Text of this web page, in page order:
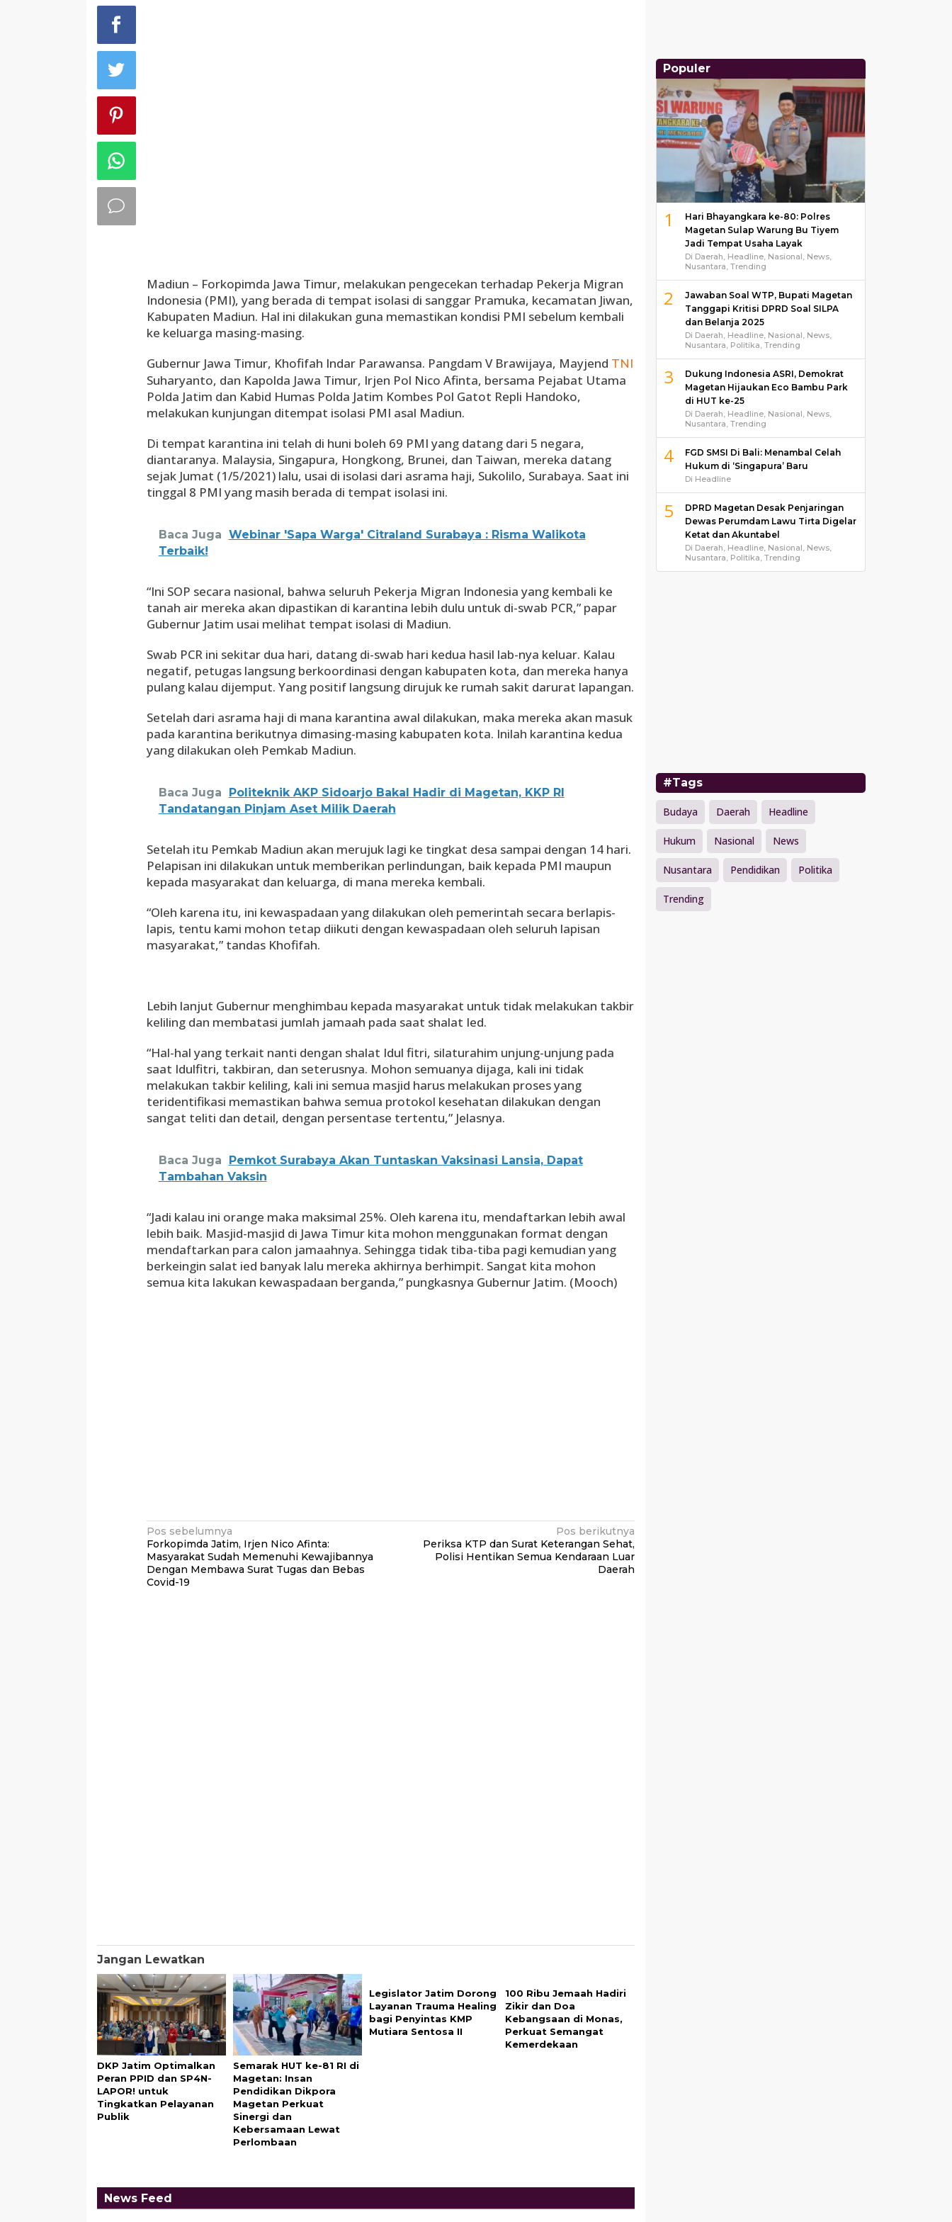
Madiun – Forkopimda Jawa Timur, melakukan pengecekan terhadap Pekerja Migran
Indonesia (PMI), yang berada di tempat isolasi di sanggar Pramuka, kecamatan Jiwan,
Kabupaten Madiun. Hal ini dilakukan guna memastikan kondisi PMI sebelum kembali
ke keluarga masing-masing.
Gubernur Jawa Timur, Khofifah Indar Parawansa. Pangdam V Brawijaya, Mayjend TNI
Suharyanto, dan Kapolda Jawa Timur, Irjen Pol Nico Afinta, bersama Pejabat Utama
Polda Jatim dan Kabid Humas Polda Jatim Kombes Pol Gatot Repli Handoko,
melakukan kunjungan ditempat isolasi PMI asal Madiun.
Di tempat karantina ini telah di huni boleh 69 PMI yang datang dari 5 negara,
diantaranya. Malaysia, Singapura, Hongkong, Brunei, dan Taiwan, mereka datang
sejak Jumat (1/5/2021) lalu, usai di isolasi dari asrama haji, Sukolilo, Surabaya. Saat ini
tinggal 8 PMI yang masih berada di tempat isolasi ini.
Baca Juga Webinar 'Sapa Warga' Citraland Surabaya : Risma Walikota
Terbaik!
“Ini SOP secara nasional, bahwa seluruh Pekerja Migran Indonesia yang kembali ke
tanah air mereka akan dipastikan di karantina lebih dulu untuk di-swab PCR,” papar
Gubernur Jatim usai melihat tempat isolasi di Madiun.
Swab PCR ini sekitar dua hari, datang di-swab hari kedua hasil lab-nya keluar. Kalau
negatif, petugas langsung berkoordinasi dengan kabupaten kota, dan mereka hanya
pulang kalau dijemput. Yang positif langsung dirujuk ke rumah sakit darurat lapangan.
Setelah dari asrama haji di mana karantina awal dilakukan, maka mereka akan masuk
pada karantina berikutnya dimasing-masing kabupaten kota. Inilah karantina kedua
yang dilakukan oleh Pemkab Madiun.
Baca Juga
Politeknik AKP Sidoarjo Bakal Hadir di Magetan, KKP RI
Tandatangan Pinjam Aset Milik Daerah
Setelah itu Pemkab Madiun akan merujuk lagi ke tingkat desa sampai dengan 14 hari.
Pelapisan ini dilakukan untuk memberikan perlindungan, baik kepada PMI maupun
kepada masyarakat dan keluarga, di mana mereka kembali.
“Oleh karena itu, ini kewaspadaan yang dilakukan oleh pemerintah secara berlapis-
lapis, tentu kami mohon tetap diikuti dengan kewaspadaan oleh seluruh lapisan
masyarakat,” tandas Khofifah.
Lebih lanjut Gubernur menghimbau kepada masyarakat untuk tidak melakukan takbir
keliling dan membatasi jumlah jamaah pada saat shalat Ied.
“Hal-hal yang terkait nanti dengan shalat Idul fitri, silaturahim unjung-unjung pada
saat Idulfitri, takbiran, dan seterusnya. Mohon semuanya dijaga, kali ini tidak
melakukan takbir keliling, kali ini semua masjid harus melakukan proses yang
teridentifikasi memastikan bahwa semua protokol kesehatan dilakukan dengan
sangat teliti dan detail, dengan persentase tertentu,” Jelasnya.
Baca Juga
Pemkot Surabaya Akan Tuntaskan Vaksinasi Lansia, Dapat
Tambahan Vaksin
“Jadi kalau ini orange maka maksimal 25%. Oleh karena itu, mendaftarkan lebih awal
lebih baik. Masjid-masjid di Jawa Timur kita mohon menggunakan format dengan
mendaftarkan para calon jamaahnya. Sehingga tidak tiba-tiba pagi kemudian yang
berkeingin salat ied banyak lalu mereka akhirnya berhimpit. Sangat kita mohon
semua kita lakukan kewaspadaan berganda,” pungkasnya Gubernur Jatim. (Mooch)
Navigasi
pos
Pos sebelumnya
Forkopimda Jatim, Irjen Nico Afinta:
Masyarakat Sudah Memenuhi Kewajibannya
Dengan Membawa Surat Tugas dan Bebas
Covid-19
Pos berikutnya
Periksa KTP dan Surat Keterangan Sehat,
Polisi Hentikan Semua Kendaraan Luar
Daerah
Jangan Lewatkan
DKP Jatim Optimalkan
Peran PPID dan SP4N-
LAPOR! untuk
Tingkatkan Pelayanan
Publik
Semarak HUT ke-81 RI di
Magetan: Insan
Pendidikan Dikpora
Magetan Perkuat
Sinergi dan
Kebersamaan Lewat
Perlombaan
Legislator Jatim Dorong
Layanan Trauma Healing
bagi Penyintas KMP
Mutiara Sentosa II
100 Ribu Jemaah Hadiri
Zikir dan Doa
Kebangsaan di Monas,
Perkuat Semangat
Kemerdekaan
News Feed
Populer
1
Hari Bhayangkara ke-80: Polres
Magetan Sulap Warung Bu Tiyem
Jadi Tempat Usaha Layak
Di Daerah, Headline, Nasional, News,
Nusantara, Trending
2
Jawaban Soal WTP, Bupati Magetan
Tanggapi Kritisi DPRD Soal SILPA
dan Belanja 2025
Di Daerah, Headline, Nasional, News,
Nusantara, Politika, Trending
3
Dukung Indonesia ASRI, Demokrat
Magetan Hijaukan Eco Bambu Park
di HUT ke-25
Di Daerah, Headline, Nasional, News,
Nusantara, Trending
4
FGD SMSI Di Bali: Menambal Celah
Hukum di ‘Singapura’ Baru
Di Headline
5
DPRD Magetan Desak Penjaringan
Dewas Perumdam Lawu Tirta Digelar
Ketat dan Akuntabel
Di Daerah, Headline, Nasional, News,
Nusantara, Politika, Trending
#Tags
Budaya Daerah Headline
Hukum Nasional News
Nusantara Pendidikan Politika
Trending